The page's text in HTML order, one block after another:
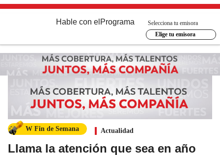
Hable con el Programa
Selecciona tu emisora
Elige tu emisora
W Fin de Semana Actualidad
Llama la atención que sea en año